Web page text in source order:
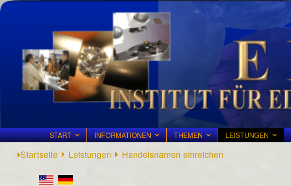
START INFORMATIONEN THEMEN LEISTUNGEN
Startseite Leistungen Handelsnamen einreichen